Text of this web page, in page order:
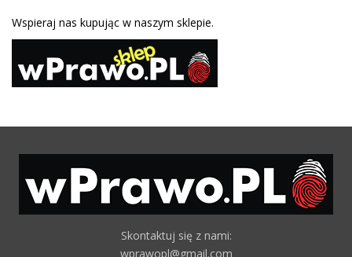
Wspieraj nas kupując w naszym sklepie.
Skontaktuj się z nami:
wprawopl@gmail.com